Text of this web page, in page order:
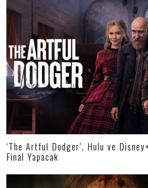
‘The Artful Dodger’, Hulu ve
Final Yapacak